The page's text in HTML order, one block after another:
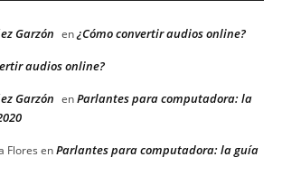
Garzón en¿Cómo convertir audios online?
audios online?
Garzón enParlantes para computadora: la
Flores enParlantes para computadora: la guía